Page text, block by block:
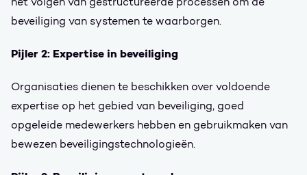
beveiliging van systemen te waarborgen.
Pijler 2: Expertise in beveiliging
Organisaties dienen te beschikken over voldoende
expertise op het gebied van beveiliging, goed
opgeleide medewerkers hebben en gebruikmaken van
bewezen beveiligingstechnologieën.